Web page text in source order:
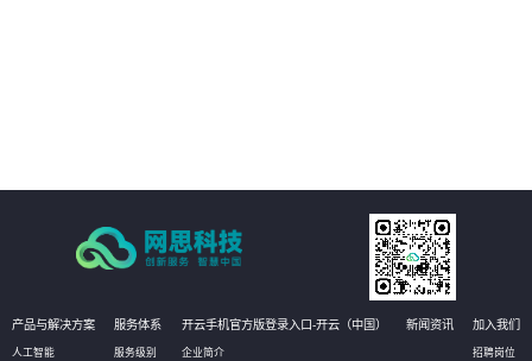
产品与解决方案
人工智能
服务体系
服务级别
开云手机官方版登录入口-开云（中国）
企业简介
新闻资讯 加入我们
招聘岗位